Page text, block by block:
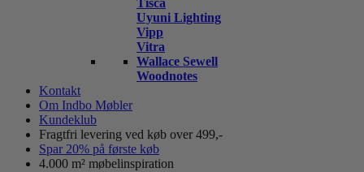
Tisca
Uyuni Lighting
Vipp
Vitra
Wallace Sewell
Woodnotes
Kontakt
Om Indbo Møbler
Kundeklub
Fragtfri levering ved køb over 499,-
Spar 20% på første køb
4.000 m² møbelinspiration